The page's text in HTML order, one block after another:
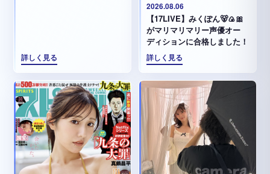
詳しく見る
2026.08.06
【17LIVE】みくぽん🐻🍙🎀
がマリマリマリー声優オー
ディションに合格しました！
詳しく見る